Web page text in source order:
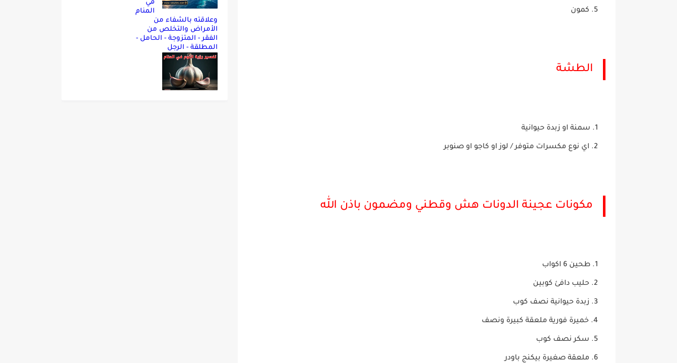
كمون
الطشة
سمنة او زبدة حيوانية
اي نوع مكسرات متوفر / لوز او كاجو او صنوبر
مكونات عجينة الدونات هش وقطني ومضمون باذن الله
طحين 6 اكواب
حليب دافئ كوبين
زبدة حيوانية نصف كوب
خميرة فورية ملعقة كبيرة ونصف
سكر نصف كوب
ملعقة صغيرة بيكنج باودر
في
المنام
وعلاقته بالشفاء من
الأمراض والتخلص من
الفقر - المتزوجة - الحامل -
المطلقة - الرجل